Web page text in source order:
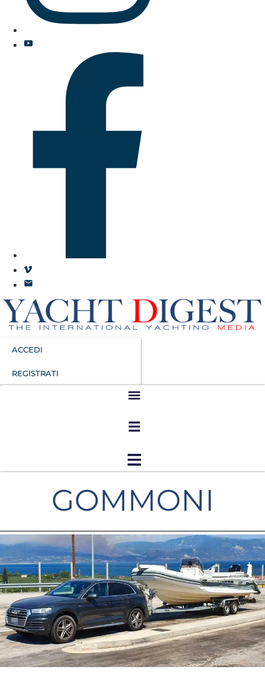
ACCEDI
REGISTRATI
GOMMONI